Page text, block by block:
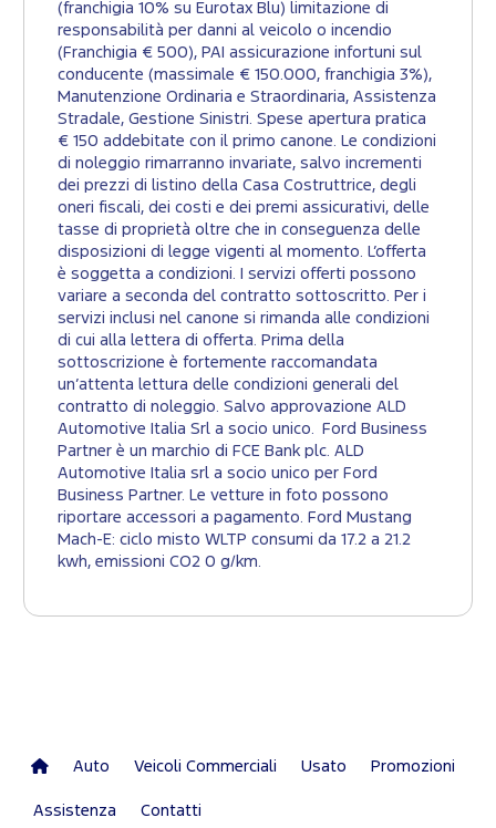
(franchigia 10% su Eurotax Blu) limitazione di
responsabilità per danni al veicolo o incendio
(Franchigia € 500), PAI assicurazione infortuni sul
conducente (massimale € 150.000, franchigia 3%),
Manutenzione Ordinaria e Straordinaria, Assistenza
Stradale, Gestione Sinistri. Spese apertura pratica
€ 150 addebitate con il primo canone. Le condizioni
di noleggio rimarranno invariate, salvo incrementi
dei prezzi di listino della Casa Costruttrice, degli
oneri fiscali, dei costi e dei premi assicurativi, delle
tasse di proprietà oltre che in conseguenza delle
disposizioni di legge vigenti al momento. L’offerta
è soggetta a condizioni. I servizi offerti possono
variare a seconda del contratto sottoscritto. Per i
servizi inclusi nel canone si rimanda alle condizioni
di cui alla lettera di offerta. Prima della
sottoscrizione è fortemente raccomandata
un’attenta lettura delle condizioni generali del
contratto di noleggio. Salvo approvazione ALD
Automotive Italia Srl a socio unico. Ford Business
Partner è un marchio di FCE Bank plc. ALD
Automotive Italia srl a socio unico per Ford
Business Partner. Le vetture in foto possono
riportare accessori a pagamento. Ford Mustang
Mach-E: ciclo misto WLTP consumi da 17.2 a 21.2
kwh, emissioni CO2 0 g/km.
Auto Veicoli Commerciali Usato Promozioni
Assistenza Contatti